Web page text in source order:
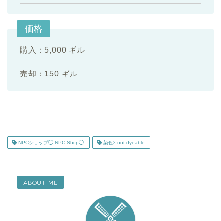
価格
購入：5,000 ギル
売却：150 ギル
NPCショップ◯-NPC Shop◯- 染色×-not dyeable-
ABOUT ME